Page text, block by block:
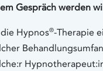
Gespräch werden
Hypnos®-Therapie